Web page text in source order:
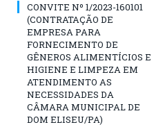
CONVITE Nº 1/2023-160101
(CONTRATAÇÃO DE
EMPRESA PARA
FORNECIMENTO DE
GÊNEROS ALIMENTÍCIOS E
HIGIENE E LIMPEZA EM
ATENDIMENTO AS
NECESSIDADES DA
CÂMARA MUNICIPAL DE
DOM ELISEU/PA)